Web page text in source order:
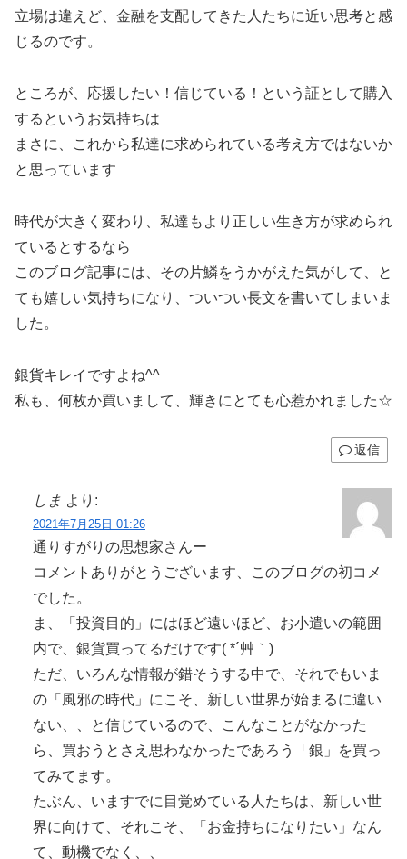
立場は違えど、金融を支配してきた人たちに近い思考と感
じるのです。
ところが、応援したい！信じている！という証として購入
するというお気持ちは
まさに、これから私達に求められている考え方ではないか
と思っています
時代が大きく変わり、私達もより正しい生き方が求められ
ているとするなら
このブログ記事には、その片鱗をうかがえた気がして、と
ても嬉しい気持ちになり、ついつい長文を書いてしまいま
した。
銀貨キレイですよね^^
私も、何枚か買いまして、輝きにとても心惹かれました☆
返信
しま より:
2021年7月25日 01:26
通りすがりの思想家さんー
コメントありがとうございます、このブログの初コメ
でした。
ま、「投資目的」にはほど遠いほど、お小遣いの範囲
内で、銀貨買ってるだけです( *´艸｀)
ただ、いろんな情報が錯そうする中で、それでもいま
の「風邪の時代」にこそ、新しい世界が始まるに違い
ない、、と信じているので、こんなことがなかった
ら、買おうとさえ思わなかったであろう「銀」を買っ
てみてます。
たぶん、いますでに目覚めている人たちは、新しい世
界に向けて、それこそ、「お金持ちになりたい」なん
て、動機でなく、、